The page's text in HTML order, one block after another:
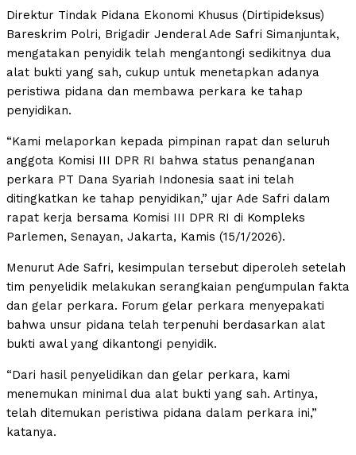
Direktur Tindak Pidana Ekonomi Khusus (Dirtipideksus)
Bareskrim Polri, Brigadir Jenderal Ade Safri Simanjuntak,
mengatakan penyidik telah mengantongi sedikitnya dua
alat bukti yang sah, cukup untuk menetapkan adanya
peristiwa pidana dan membawa perkara ke tahap
penyidikan.
“Kami melaporkan kepada pimpinan rapat dan seluruh
anggota Komisi III DPR RI bahwa status penanganan
perkara PT Dana Syariah Indonesia saat ini telah
ditingkatkan ke tahap penyidikan,” ujar Ade Safri dalam
rapat kerja bersama Komisi III DPR RI di Kompleks
Parlemen, Senayan, Jakarta, Kamis (15/1/2026).
Menurut Ade Safri, kesimpulan tersebut diperoleh setelah
tim penyelidik melakukan serangkaian pengumpulan fakta
dan gelar perkara. Forum gelar perkara menyepakati
bahwa unsur pidana telah terpenuhi berdasarkan alat
bukti awal yang dikantongi penyidik.
“Dari hasil penyelidikan dan gelar perkara, kami
menemukan minimal dua alat bukti yang sah. Artinya,
telah ditemukan peristiwa pidana dalam perkara ini,”
katanya.